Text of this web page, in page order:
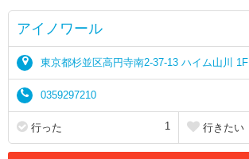
アイノワール
東京都杉並区高円寺南2-37-13 ハイム山川 1F
0359297210
行った 1 行きたい